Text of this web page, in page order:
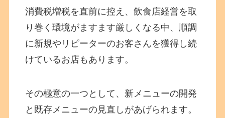
消費税増税を直前に控え、飲食店経営を取
り巻く環境がますます厳しくなる中、順調
に新規やリピーターのお客さんを獲得し続
けているお店もあります。
その極意の一つとして、新メニューの開発
と既存メニューの見直しがあげられます。